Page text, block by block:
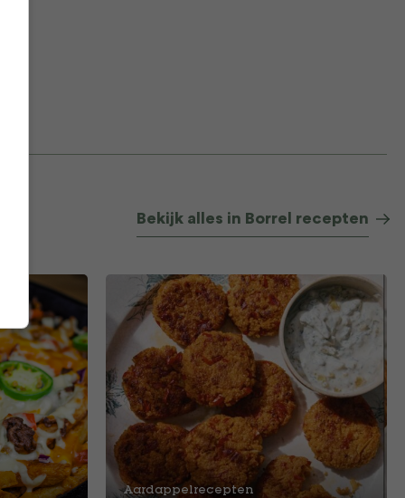
Bekijk alles in Borrel recepten
Aardappelrecepten